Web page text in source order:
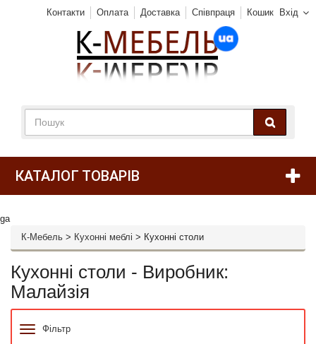
Вхід
Контакти Оплата Доставка Співпраця Кошик
КАТАЛОГ ТОВАРІВ
ga
К-Мебель > Кухонні меблі > Кухонні столи
Кухонні столи - Виробник:
Малайзія
Фільтр